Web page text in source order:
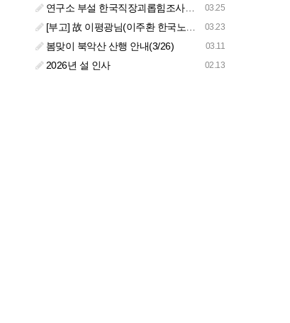
03.25
연구소 부설 한국직장괴롭힘조사센터 '2026년도 주요 사업 안내' (교육/컨설팅)
03.23
[부고] 故 이평광님(이주환 한국노동사회연구소 부소장 부친상)
03.11
봄맞이 북악산 산행 안내(3/26)
02.13
2026년 설 인사